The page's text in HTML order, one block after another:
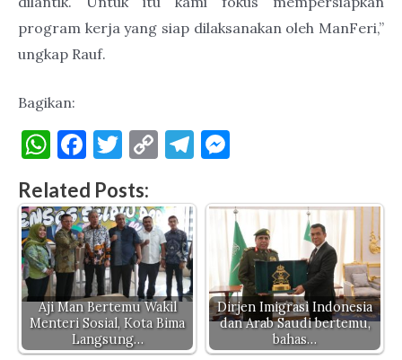
program kerja yang siap dilaksanakan oleh ManFeri,”
ungkap Rauf.
Bagikan:
W
h
at
s
A
p
p
F
a
c
e
b
o
o
k
T
w
it
te
r
C
p
y
Li
n
k
T
e
m
se
n
g
er
Related Posts:
Aji Man Bertemu Wakil
Menteri Sosial, Kota Bima
Langsung…
Dirjen Imigrasi Indonesia
dan Arab Saudi bertemu,
bahas…